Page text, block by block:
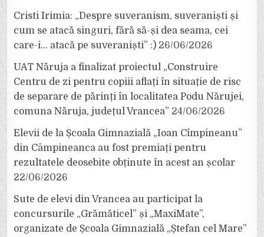
Cristi Irimia: „Despre suveranism, suveraniști și
cum se atacă singuri, fără să-și dea seama, cei
care-i… atacă pe suveraniști” :) 26/06/2026
UAT Năruja a finalizat proiectul „Construire
Centru de zi pentru copiii aflați în situație de risc
de separare de părinți în localitatea Podu Nărujei,
comuna Năruja, județul Vrancea” 24/06/2026
Elevii de la Școala Gimnazială „Ioan Cîmpineanu”
din Câmpineanca au fost premiați pentru
rezultatele deosebite obținute în acest an școlar
22/06/2026
Sute de elevi din Vrancea au participat la
concursurile „Grămăticel” și „MaxiMate”,
organizate de Școala Gimnazială „Ștefan cel Mare”